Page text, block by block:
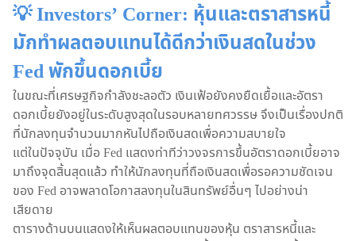
💡 Investors’ Corner: หุ้นและตราสารหนี้
มักทำผลตอบแทนได้ดีกว่าเงินสดในช่วง
Fed พักขึ้นดอกเบี้ย
ในขณะที่เศรษฐกิจกำลังชะลอตัว เงินเฟ้อยังคงยืดเยื้อและอัตรา
ดอกเบี้ยยังอยู่ในระดับสูงสุดในรอบหลายทศวรรษ จึงเป็นเรื่องปกติ
ที่นักลงทุนจำนวนมากหันไปถือเงินสดเพื่อความสบายใจ
แต่ในปัจจุบัน เมื่อ Fed แสดงท่าทีว่าวงจรการขึ้นอัตราดอกเบี้ยอาจ
มาถึงจุดสิ้นสุดแล้ว ทำให้นักลงทุนที่ถือเงินสดเพื่อรอความชัดเจน
ของ Fed อาจพลาดโอกาสลงทุนในสินทรัพย์อื่นๆ ไปอย่างน่า
เสียดาย
ตารางด้านบนแสดงให้เห็นผลตอบแทนของหุ้น ตราสารหนี้และ